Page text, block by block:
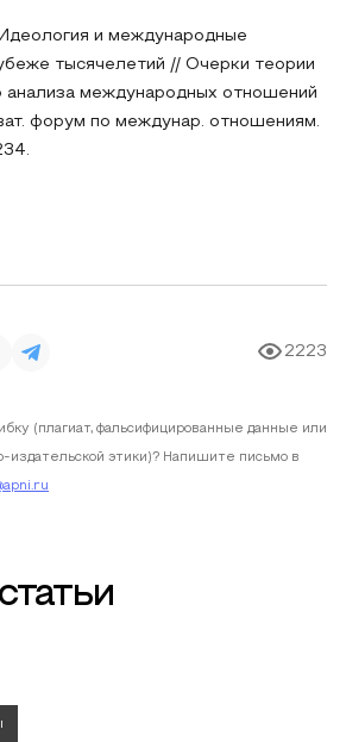
и международные
тысячелетий // Очерки теории
анализа международных отношений
форум по междунар. отношениям.
2223
(плагиат, фальсифицированные данные или
этики)? Напишите письмо в